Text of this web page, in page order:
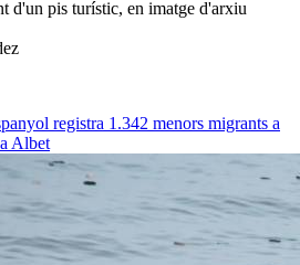
d'un pis turístic, en imatge d'arxiu
registra 1.342 menors migrants a
Albet